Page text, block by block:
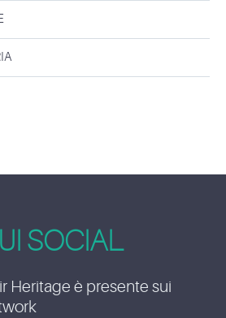
SOCIAL
Heritage è presente sui